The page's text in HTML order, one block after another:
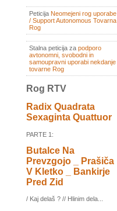
Peticija Neomejeni rog uporabe
/ Support Autonomous Tovarna
Rog
Stalna peticija za podporo
avtonomni, svobodni in
samoupravni uporabi nekdanje
tovarne Rog
Rog RTV
Radix Quadrata
Sexaginta Quattuor
PARTE 1:
Butalce Na
Prevzgojo _ Prašiča
V Kletko _ Bankirje
Pred Zid
/ Kaj delaš ? // Hlinim dela...